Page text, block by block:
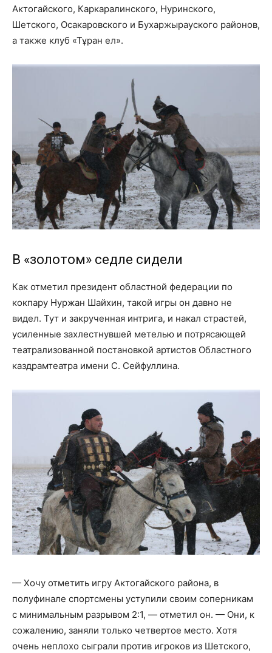
Актогайского, Каркаралинского, Нуринского,
Шетского, Осакаровского и Бухаржырауского районов,
а также клуб «Тұран ел».
В «золотом» седле сидели
Как отметил президент областной федерации по
кокпару Нуржан Шайхин, такой игры он давно не
видел. Тут и закрученная интрига, и накал страстей,
усиленные захлестнувшей метелью и потрясающей
театрализованной постановкой артистов Областного
каздрамтеатра имени С. Сейфуллина.
— Хочу отметить игру Актогайского района, в
полуфинале спортсмены уступили своим соперникам
с минимальным разрывом 2:1, — отметил он. — Они, к
сожалению, заняли только четвертое место. Хотя
очень неплохо сыграли против игроков из Шетского,